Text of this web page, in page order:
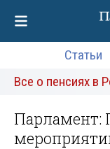
Статьи
Все о пенсиях в
Парламент: